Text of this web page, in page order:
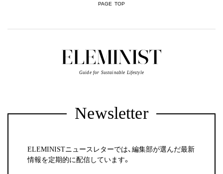
PAGE TOP
Guide for Sustainable Lifestyle
Newsletter
ELEMINISTニュースレターでは、編集部が選んだ最新
情報を定期的に配信しています。